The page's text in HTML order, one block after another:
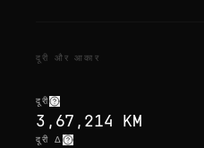
दूरी और आकार
दूरी
3,67,214 KM
दूरी Δ